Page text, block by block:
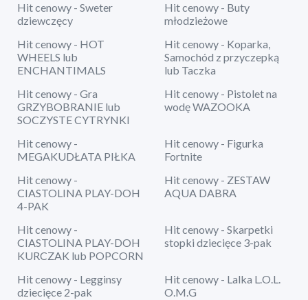
Hit cenowy - Sweter
dziewczęcy
Hit cenowy - Buty
młodzieżowe
Hit cenowy - HOT
WHEELS lub
ENCHANTIMALS
Hit cenowy - Koparka,
Samochód z przyczepką
lub Taczka
Hit cenowy - Gra
GRZYBOBRANIE lub
SOCZYSTE CYTRYNKI
Hit cenowy - Pistolet na
wodę WAZOOKA
Hit cenowy -
MEGAKUDŁATA PIŁKA
Hit cenowy - Figurka
Fortnite
Hit cenowy -
CIASTOLINA PLAY-DOH
4-PAK
Hit cenowy - ZESTAW
AQUA DABRA
Hit cenowy -
CIASTOLINA PLAY-DOH
KURCZAK lub POPCORN
Hit cenowy - Skarpetki
stopki dziecięce 3-pak
Hit cenowy - Legginsy
dziecięce 2-pak
Hit cenowy - Lalka L.O.L.
O.M.G